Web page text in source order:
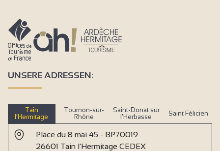
UNSERE ADRESSEN:
Tain
l’Hermitage
Tournon-sur-
Rhône
Saint-Donat sur
l’Herbasse
Saint Félicien
Place du 8 mai 45 - BP70019
26601 Tain l'Hermitage CEDEX